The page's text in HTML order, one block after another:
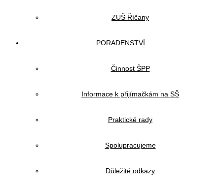
ZUŠ Říčany
PORADENSTVÍ
Činnost ŠPP
Informace k přijímačkám na SŠ
Praktické rady
Spolupracujeme
Důležité odkazy